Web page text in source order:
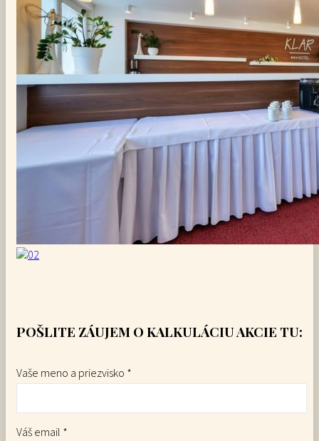
POŠLITE ZÁUJEM O KALKULÁCIU AKCIE TU:
Vaše meno a priezvisko *
Váš email *